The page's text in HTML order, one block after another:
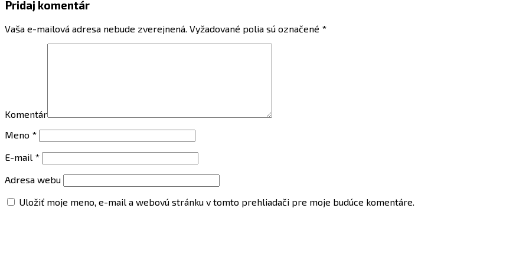
Pridaj komentár
Vaša e-mailová adresa nebude zverejnená. Vyžadované polia sú označené *
Komentár
Meno *
E-mail *
Adresa webu
Uložiť moje meno, e-mail a webovú stránku v tomto prehliadači pre moje budúce komentáre.